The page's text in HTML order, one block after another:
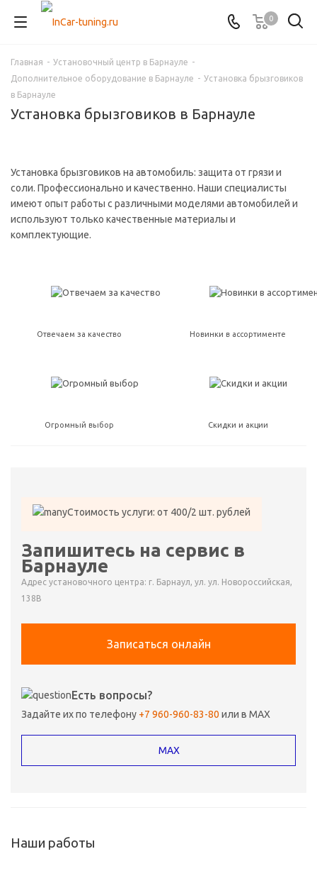
0
Главная - Установочный центр в Барнауле -
Дополнительное оборудование в Барнауле - Установка брызговиков
в Барнауле
Установка брызговиков в Барнауле
Установка брызговиков на автомобиль: защита от грязи и
соли. Профессионально и качественно. Наши специалисты
имеют опыт работы с различными моделями автомобилей и
используют только качественные материалы и
комплектующие.
Отвечаем за качество Новинки в ассортименте
Огромный выбор Скидки и акции
Стоимость услуги: от 400/2 шт. рублей
Запишитесь на сервис в
Барнауле
Адрес установочного центра: г. Барнаул, ул. ул. Новороссийская,
138В
Записаться онлайн
Есть вопросы?
Задайте их по телефону +7 960-960-83-80 или в MAX
MAX
Наши работы